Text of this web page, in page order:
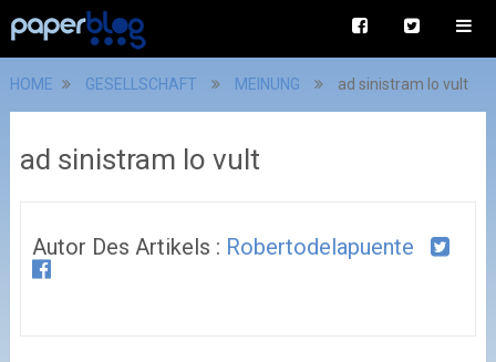
HOME GESELLSCHAFT MEINUNG ad sinistram lo vult
ad sinistram lo vult
Autor Des Artikels : Robertodelapuente